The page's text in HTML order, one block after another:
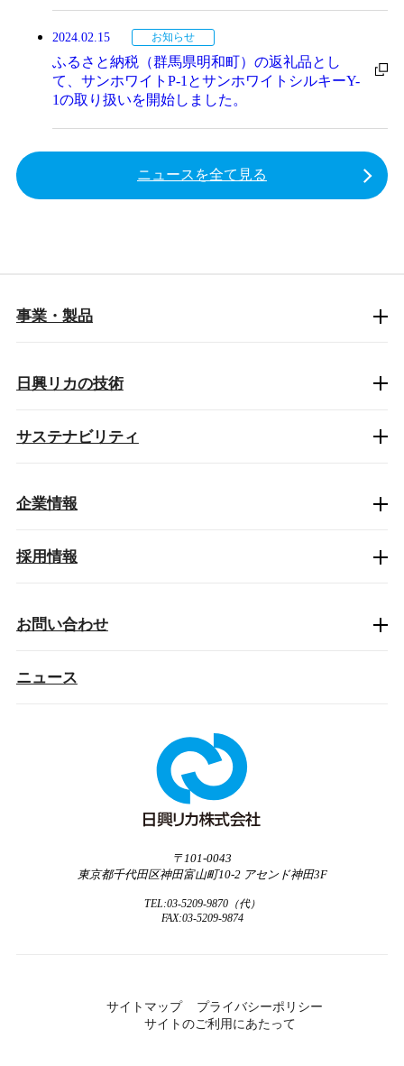
2024.02.15 お知らせ
ふるさと納税（群馬県明和町）の返礼品とし
て、サンホワイトP-1とサンホワイトシルキーY-
1の取り扱いを開始しました。
ニュースを全て見る
〒101-0043
東京都千代田区神田富山町10-2 アセンド神田3F
TEL:03-5209-9870（代）
FAX:03-5209-9874
事業・製品
日興リカの技術
サステナビリティ
企業情報
採用情報
お問い合わせ
ニュース
サイトマップ
プライバシーポリシー
サイトのご利用にあたって